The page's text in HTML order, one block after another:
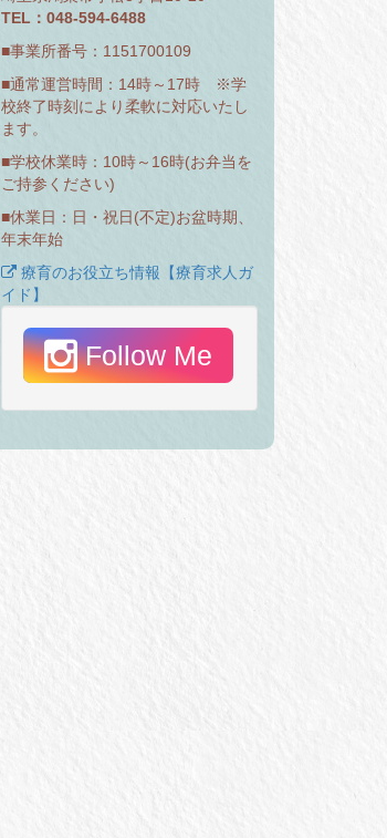
TEL：048-594-6488
■事業所番号：1151700109
■通常運営時間：14時～17時 ※学
校終了時刻により柔軟に対応いたし
ます。
■学校休業時：10時～16時(お弁当を
ご持参ください)
■休業日：日・祝日(不定)お盆時期、
年末年始
療育のお役立ち情報【療育求人ガ
イド】
Follow Me